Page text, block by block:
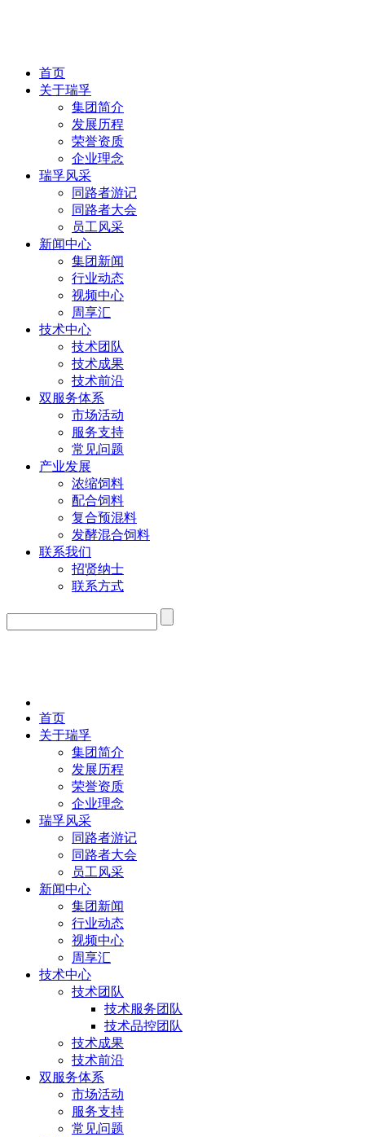
首页
关于瑞孚
集团简介
发展历程
荣誉资质
企业理念
瑞孚风采
同路者游记
同路者大会
员工风采
新闻中心
集团新闻
行业动态
视频中心
周享汇
技术中心
技术团队
技术成果
技术前沿
双服务体系
市场活动
服务支持
常见问题
产业发展
浓缩饲料
配合饲料
复合预混料
发酵混合饲料
联系我们
招贤纳士
联系方式
首页
关于瑞孚
集团简介
发展历程
荣誉资质
企业理念
瑞孚风采
同路者游记
同路者大会
员工风采
新闻中心
集团新闻
行业动态
视频中心
周享汇
技术中心
技术团队
技术服务团队
技术品控团队
技术成果
技术前沿
双服务体系
市场活动
服务支持
常见问题